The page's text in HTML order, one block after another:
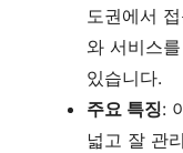
도권에서
와 서비스
있습니다.
주요 특징:
넓고 잘 관